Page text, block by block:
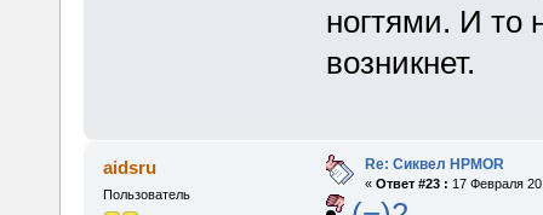
ногтями. И то
возникнет.
aidsru
Пользователь
Re: Сиквел HPMOR
« Ответ #23 : 17 Февраля